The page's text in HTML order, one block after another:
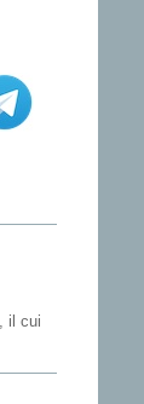
, il cui